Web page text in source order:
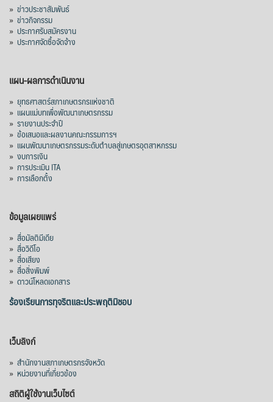
» ข่าวประชาสัมพันธ์
» ข่าวกิจกรรม
» ประกาศรับสมัครงาน
» ประกาศจัดซื้อจัดจ้าง
แผน-ผลการดำเนินงาน
» ยุทธศาสตร์สภาเกษตรกรแห่งชาติ
» แผนแม่บทเพื่อพัฒนาเกษตรกรรม
» รายงานประจำปี
» ข้อเสนอและผลงานคณะกรรมการฯ
» แผนพัฒนาเกษตรกรรมระดับตำบลสู่เกษตรอุตสาหกรรม
» งบการเงิน
» การประเมิน ITA
» การเลือกตั้ง
ข้อมูลเผยแพร่
» สื่อมัลติมีเดีย
» สื่อวิดีโอ
» สื่อเสียง
» สื่อสิ่งพิมพ์
» ดาวน์โหลดเอกสาร
ร้องเรียนการทุจริตและประพฤติมิชอบ
เว็บลิงก์
» สำนักงานสภาเกษตรกรจังหวัด
» หน่วยงานที่เกี่ยวข้อง
สถิติผู้ใช้งานเว็บไซต์